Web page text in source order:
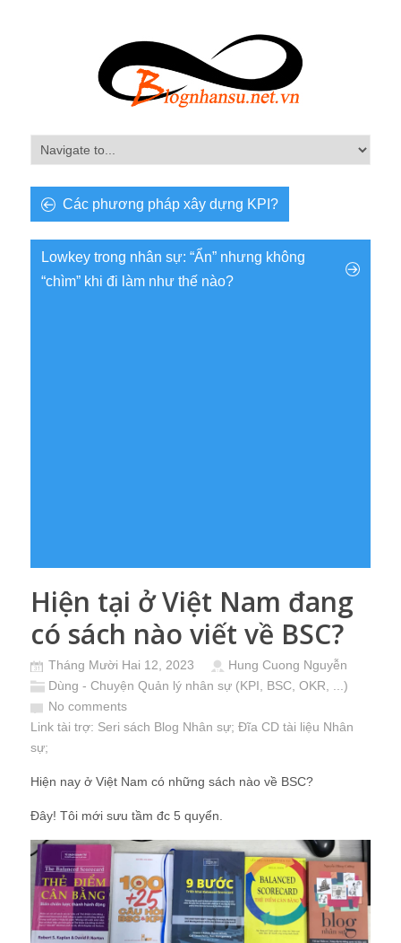
Các phương pháp xây dựng KPI?
Lowkey trong nhân sự: “Ẩn” nhưng không
“chìm” khi đi làm như thế nào?
Hiện tại ở Việt Nam đang
có sách nào viết về BSC?
Tháng Mười Hai 12, 2023
Hung Cuong Nguyễn
Dùng - Chuyện Quản lý nhân sự (KPI, BSC, OKR, ...)
No comments
Link tài trợ: Seri sách Blog Nhân sự; Đĩa CD tài liệu Nhân
sự;
Hiện nay ở Việt Nam có những sách nào về BSC?
Đây! Tôi mới sưu tầm đc 5 quyển.